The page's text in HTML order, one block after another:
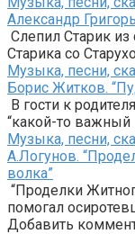
Александр
Слепил Старик из
Старика со
Музыка, песни,
Борис Житков.
В гости к
“какой-то
Музыка, песни,
А.Логунов.
волка”
“Проделки
помогал
Добавить